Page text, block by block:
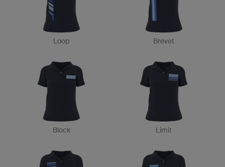
Loop Brevet
Block Limit